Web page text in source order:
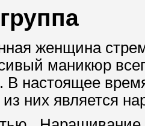
женщина
маникюр
настоящее
них является